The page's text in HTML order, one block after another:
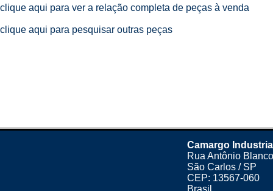
clique aqui para ver a relação completa de peças à venda
clique aqui para pesquisar outras peças
Camargo
Rua Antônio
São Carlos / SP
CEP: 13567-060
Brasil